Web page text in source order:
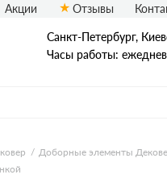
Санкт-Петербург,
Часы работы:
Вспененный сайдинг
Акции Отзывы
Доборные элементы